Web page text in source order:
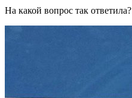
На какой вопрос так ответила?